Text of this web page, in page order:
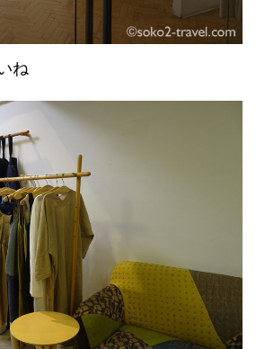
ね